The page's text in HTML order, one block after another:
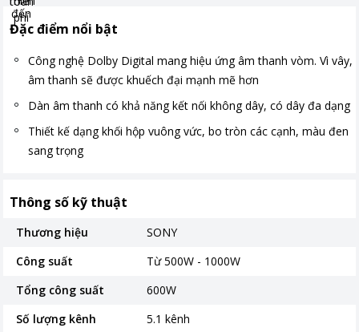
Đặc điểm nổi bật
Công nghệ Dolby Digital mang hiệu ứng âm thanh vòm. Vì vây,
âm thanh sẽ được khuếch đại mạnh mẽ hơn
Dàn âm thanh có khả năng kết nối không dây, có dây đa dạng
Thiết kế dạng khối hộp vuông vức, bo tròn các cạnh, màu đen
sang trọng
Thông số kỹ thuật
Thương hiệu
SONY
Công suất
Từ 500W - 1000W
Tổng công suất
600W
Số lượng kênh
5.1 kênh